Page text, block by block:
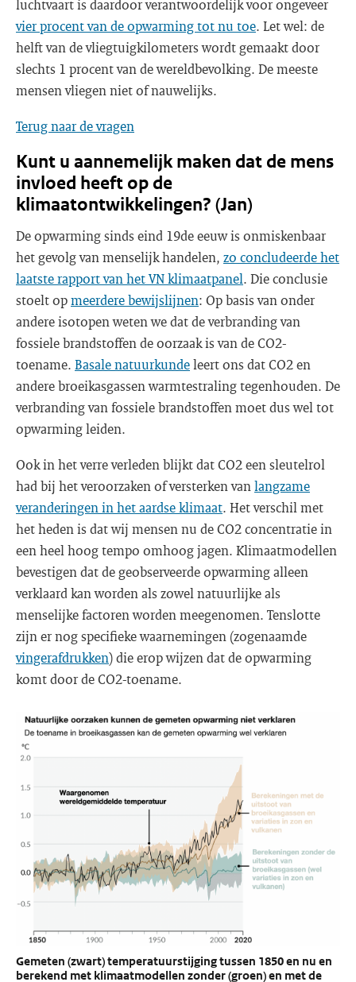
luchtvaart is daardoor verantwoordelijk voor ongeveer
vier procent van de opwarming tot nu toe. Let wel: de
helft van de vliegtuigkilometers wordt gemaakt door
slechts 1 procent van de wereldbevolking. De meeste
mensen vliegen niet of nauwelijks.
Terug naar de vragen
Kunt u aannemelijk maken dat de mens
invloed heeft op de
klimaatontwikkelingen? (Jan)
De opwarming sinds eind 19de eeuw is onmiskenbaar
het gevolg van menselijk handelen, zo concludeerde het
laatste rapport van het VN klimaatpanel. Die conclusie
stoelt opmeerdere bewijslijnen: Op basis van onder
andere isotopen weten we dat de verbranding van
fossiele brandstoffen de oorzaak is van de CO2-
toename. Basale natuurkundeleert ons dat CO2 en
andere broeikasgassen warmtestraling tegenhouden. De
verbranding van fossiele brandstoffen moet dus wel tot
opwarming leiden.
Ook in het verre verleden blijkt dat CO2 een sleutelrol
had bij het veroorzaken of versterken van langzame
veranderingen in het aardse klimaat. Het verschil met
het heden is dat wij mensen nu de CO2 concentratie in
een heel hoog tempo omhoog jagen. Klimaatmodellen
bevestigen dat de geobserveerde opwarming alleen
verklaard kan worden als zowel natuurlijke als
menselijke factoren worden meegenomen. Tenslotte
zijn er nog specifieke waarnemingen (zogenaamde
vingerafdrukken) die erop wijzen dat de opwarming
komt door de CO2-toename.
Gemeten (zwart) temperatuurstijging tussen 1850 en nu en
berekend met klimaatmodellen zonder (groen) en met de